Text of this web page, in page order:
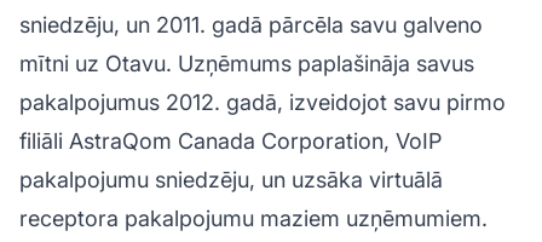
sniedzēju, un 2011. gadā pārcēla savu galveno
mītni uz Otavu. Uzņēmums paplašināja savus
pakalpojumus 2012. gadā, izveidojot savu pirmo
filiāli AstraQom Canada Corporation, VoIP
pakalpojumu sniedzēju, un uzsāka virtuālā
receptora pakalpojumu maziem uzņēmumiem.